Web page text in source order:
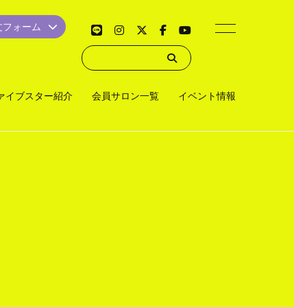
ォーム
イブスター紹介 会員サロン一覧 イベント情報